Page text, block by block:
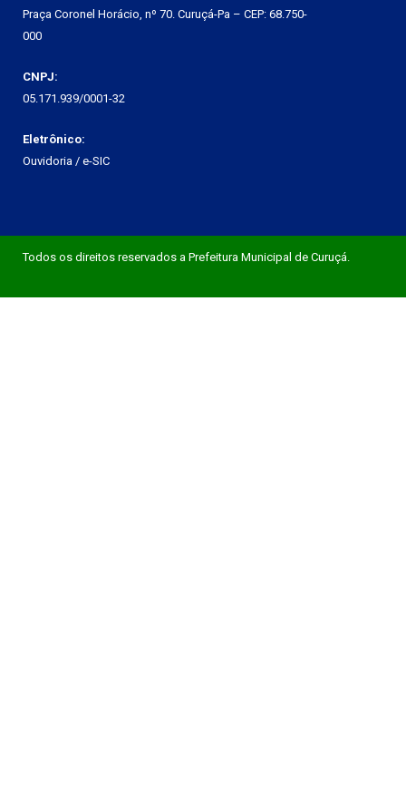
Praça Coronel Horácio, nº 70. Curuçá-Pa – CEP: 68.750-
000
CNPJ:
05.171.939/0001-32
Eletrônico:
Ouvidoria / e-SIC
Todos os direitos reservados a Prefeitura Municipal de Curuçá.